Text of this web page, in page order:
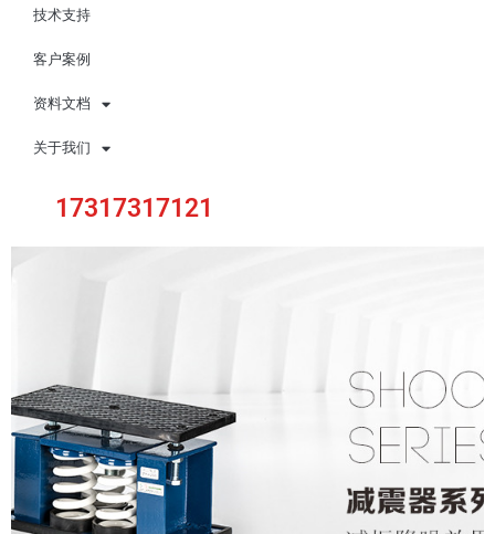
技术支持
客户案例
资料文档
关于我们
17317317121